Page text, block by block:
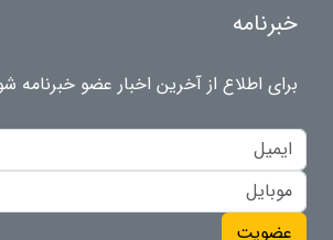
خبرنامه
برای اطلاع از آخرین اخبار عضو خبرنامه
عضویت